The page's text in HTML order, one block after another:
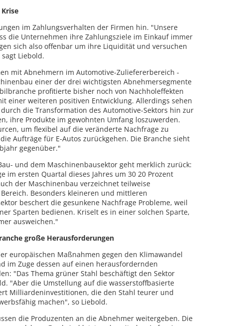
im Zahlungsverhalten der Firmen hin. "Unsere
die Unternehmen ihre Zahlungsziele im Einkauf immer
sich also offenbar um ihre Liquidität und versuchen
sagt Liebold.
mit Abnehmern im Automotive-Zuliefererbereich -
einer der drei wichtigsten Abnehmersegmente
profitierte bisher noch von Nachholeffekten
einer weiteren positiven Entwicklung. Allerdings sehen
die Transformation des Automotive-Sektors hin zur
ihre Produkte im gewohnten Umfang loszuwerden.
um flexibel auf die veränderte Nachfrage zu
Aufträge für E-Autos zurückgehen. Die Branche sieht
gegenüber."
und dem Maschinenbausektor geht merklich zurück:
im ersten Quartal dieses Jahres um 30 20 Prozent
der Maschinenbau verzeichnet teilweise
Besonders kleineren und mittleren
beschert die gesunkene Nachfrage Probleme, weil
Sparten bedienen. Kriselt es in einer solchen Sparte,
ausweichen."
große Herausforderungen
europäischen Maßnahmen gegen den Klimawandel
im Zuge dessen auf einen herausfordernden
"Das Thema grüner Stahl beschäftigt den Sektor
"Aber die Umstellung auf die wasserstoffbasierte
Milliardeninvestitionen, die den Stahl teurer und
machen", so Liebold.
die Produzenten an die Abnehmer weitergeben. Die